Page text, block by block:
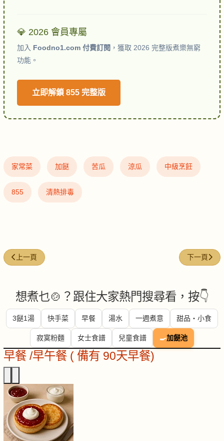
💎 2026 會員專屬
加入 Foodno1.com 付費訂閱 ，獲取 2026 完整版煮樂無窮
功能。
立即解鎖 855 完整版
家常菜 加餸 苦瓜 涼瓜 中級烹飪
855 清熱排毒
上一篇文章: 翠綠蒜泥炒菠菜
上一頁 下一篇文章
下一頁
想煮乜🍲？跟住大家熱門搜尋看，按👇
3餸1湯 快手菜 早餐 湯水 一週煮意 甜品・小食
寂寞粉麵 女士食譜 兒童食譜 🍳加餸池
早餐 /早午餐 ( 備有 90天早餐)